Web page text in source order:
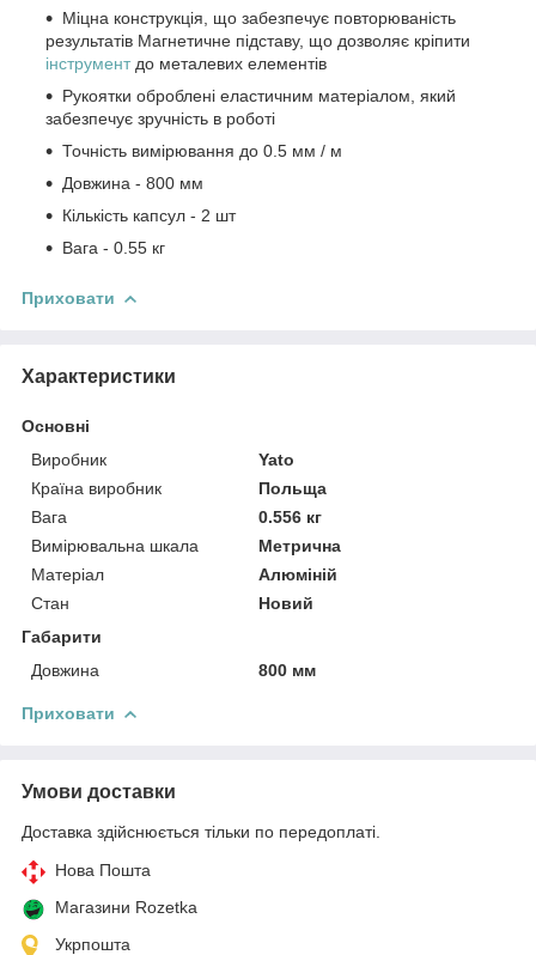
Міцна конструкція, що забезпечує повторюваність
результатів Магнетичне підставу, що дозволяє кріпити
інструментдо металевих елементів
Рукоятки оброблені еластичним матеріалом, який
забезпечує зручність в роботі
Точність вимірювання до 0.5 мм / м
Довжина - 800 мм
Кількість капсул - 2 шт
Вага - 0.55 кг
Приховати
Характеристики
Основні
Виробник
Yato
Країна виробник
Польща
Вага
0.556 кг
Вимірювальна шкала
Метрична
Матеріал
Алюміній
Стан
Новий
Габарити
Довжина
800 мм
Приховати
Умови доставки
Доставка здійснюється тільки по передоплаті.
Нова Пошта
Магазини Rozetka
Укрпошта